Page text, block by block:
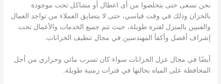
نحن نسعى حتى يتخلصوا من أى اعطال أو مشاكل تحت موجودة
بالخزان وذلك في وقت قياسي، حتى لا يتضايق العملاء من تواجد العمال
والفنيين بالمنزل لفترة طويلة، حيث تتم جميع الخدمات والأعمال تحت
إشراف أفضل وأكفأ المهندسين في مجال تنظيف الخزانات.
أيضًا في مجال عزل الخزانات سواء كان تسرب مائي وحراري من أجل
المحافظة على المياه بحالتها في فترات زمنية طويلة.